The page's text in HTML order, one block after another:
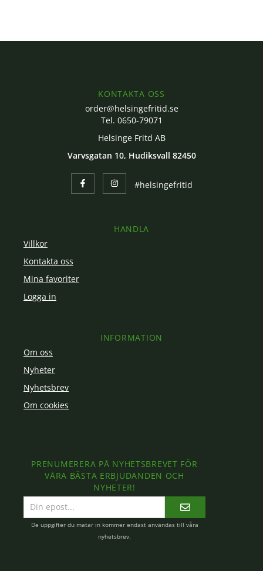
KONTAKTA OSS
order@helsingefritid.se
Tel. 0650-79071
Helsinge Fritd AB
Varvsgatan 10, Hudiksvall 82450
#helsingefritid
HANDLA
Villkor
Kontakta oss
Mina favoriter
Logga in
INFORMATION
Om oss
Nyheter
Nyhetsbrev
Om cookies
PRENUMERERA PÅ NYHETSBREVET FÖR
VÅRA BÄSTA ERBJUDANDEN OCH
NYHETER!
postadress
De uppgifter du matar in kommer endast användas till våra
nyhetsbrev.